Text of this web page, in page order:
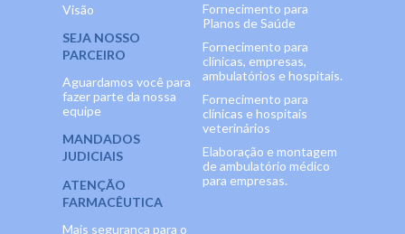
Visão
SEJA NOSSO
PARCEIRO
Aguardamos você para
fazer parte da nossa
equipe
MANDADOS
JUDICIAIS
ATENÇÃO
FARMACÊUTICA
Mais segurança para o
Fornecimento para
Planos de Saúde
Fornecimento para
clínicas, empresas,
ambulatórios e hospitais.
Fornecimento para
clínicas e hospitais
veterinários
Elaboração e montagem
de ambulatório médico
para empresas.